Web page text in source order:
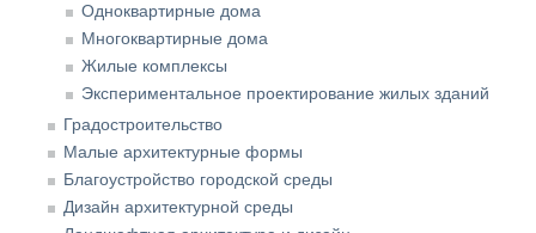
Одноквартирные дома
Многоквартирные дома
Жилые комплексы
Экспериментальное проектирование жилых зданий
Градостроительство
Малые архитектурные формы
Благоустройство городской среды
Дизайн архитектурной среды